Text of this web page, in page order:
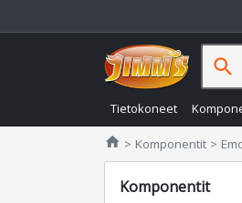
Tietokoneet
search
home Jimms.fi
Komponentit
Komponentit